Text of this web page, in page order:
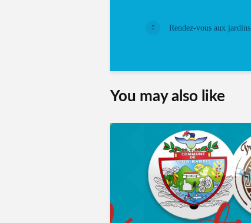
Rendez-vous aux jardins
You may also like